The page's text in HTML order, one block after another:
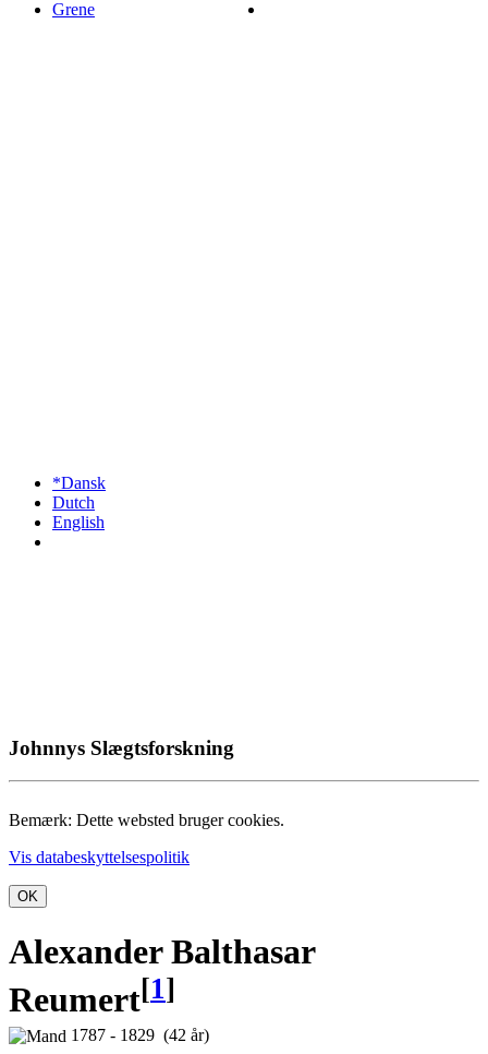
Grene
*Dansk
Dutch
English
Johnnys Slægtsforskning
Bemærk: Dette websted bruger cookies.
Vis databeskyttelsespolitik
OK
Alexander Balthasar
Reumert[1]
1787 - 1829 (42 år)